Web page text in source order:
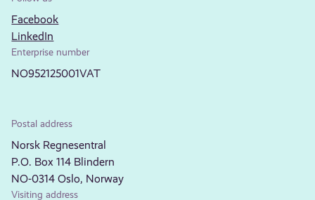
Facebook
LinkedIn
Enterprise number
NO952125001VAT
Postal address
Norsk Regnesentral
P.O. Box 114 Blindern
NO-0314 Oslo, Norway
Visiting address